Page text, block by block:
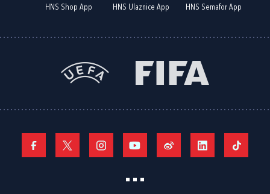
HNS Shop App HNS Ulaznice App HNS Semafor App